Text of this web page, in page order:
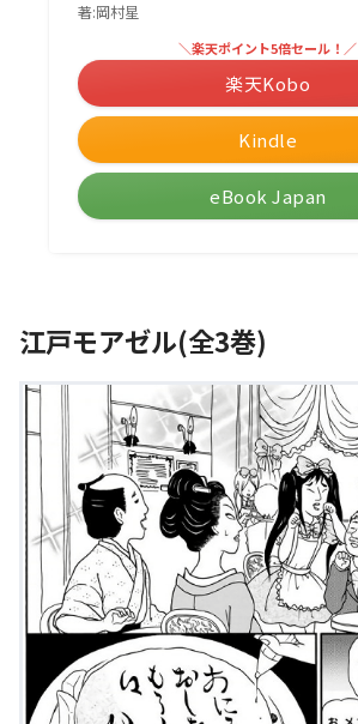
著:岡村星
Kindle
＼楽天ポイント5倍セール！／
楽天Kobo
eBook Japan
江戸モアゼル(全3巻)